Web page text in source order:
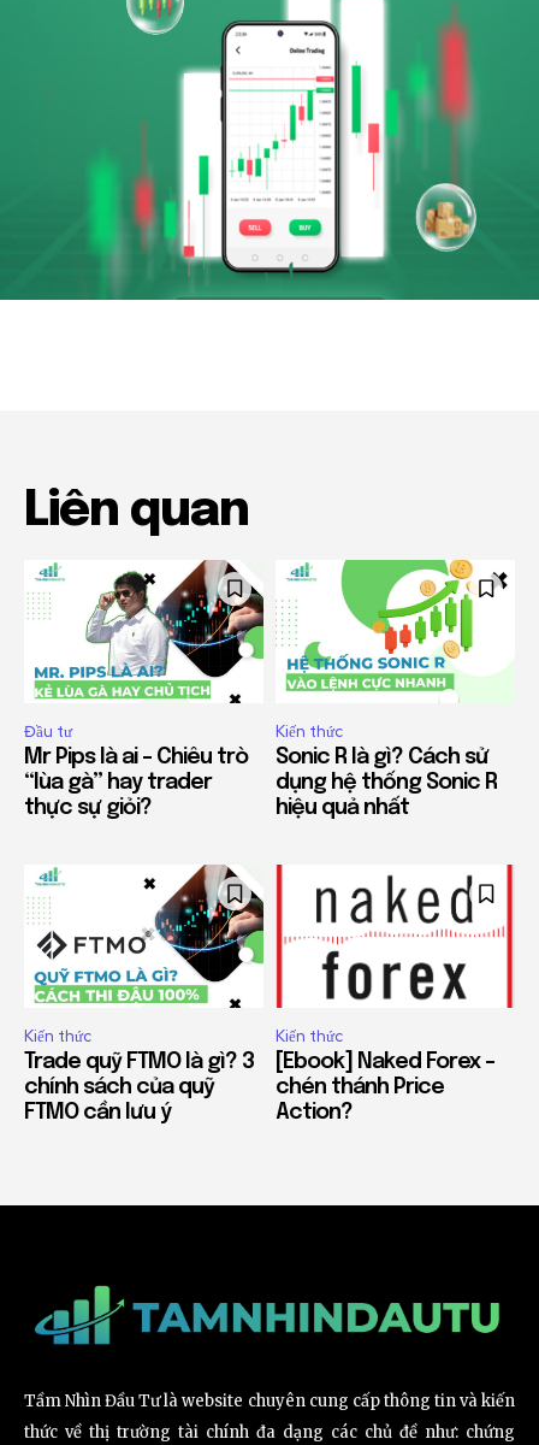
Liên quan
Đầu tư
Mr Pips là ai – Chiêu trò
“lùa gà” hay trader
thực sự giỏi?
Kiến thức
Sonic R là gì? Cách sử
dụng hệ thống Sonic R
hiệu quả nhất
Kiến thức
Trade quỹ FTMO là gì? 3
chính sách của quỹ
FTMO cần lưu ý
Kiến thức
[Ebook] Naked Forex –
chén thánh Price
Action?
Tầm Nhìn Đầu Tư là website chuyên cung cấp thông tin và kiến
thức về thị trường tài chính đa dạng các chủ đề như: chứng